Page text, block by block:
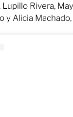
Rivera,
y Alicia